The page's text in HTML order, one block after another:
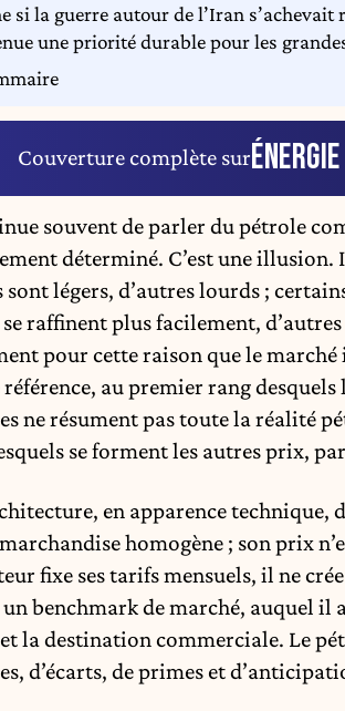
si la guerre autour de l’Iran
une priorité durable pour les
Couverture complète surÉNERGIE
souvent de parler du pétrole
déterminé. C’est une illusion.
sont légers, d’autres lourds ;
raffinent plus facilement,
pour cette raison que le
au premier rang desquels
ne résument pas toute la réalité
se forment les autres prix,
en apparence technique,
homogène ; son prix
fixe ses tarifs mensuels, il ne
benchmark de marché, auquel
la destination commerciale. Le
d’écarts, de primes et